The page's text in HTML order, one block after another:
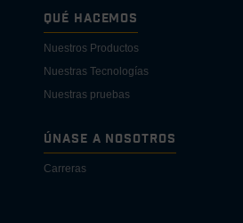
Qué Hacemos
Nuestros Productos
Nuestras Tecnologías
Nuestras pruebas
Únase a Nosotros
Carreras